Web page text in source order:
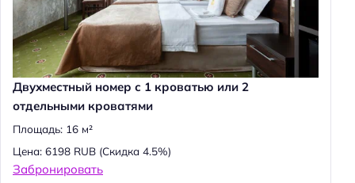
Двухместный номер с 1 кроватью или 2
отдельными кроватями
Площадь: 16 м²
Цена: 6198 RUB (Скидка 4.5%)
Забронировать